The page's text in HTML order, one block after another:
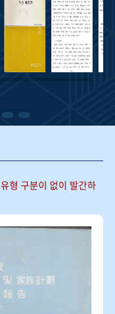
유형 구분이 없이 발간하